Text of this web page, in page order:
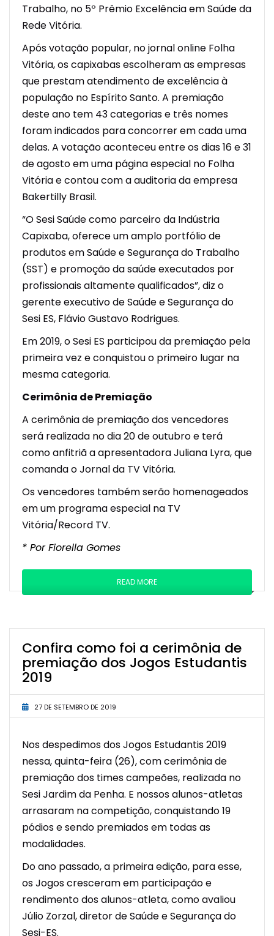
Trabalho, no 5º Prêmio Excelência em Saúde da
Rede Vitória.
Após votação popular, no jornal online Folha
Vitória, os capixabas escolheram as empresas
que prestam atendimento de excelência à
população no Espírito Santo. A premiação
deste ano tem 43 categorias e três nomes
foram indicados para concorrer em cada uma
delas. A votação aconteceu entre os dias 16 e 31
de agosto em uma página especial no Folha
Vitória e contou com a auditoria da empresa
Bakertilly Brasil.
“O Sesi Saúde como parceiro da Indústria
Capixaba, oferece um amplo portfólio de
produtos em Saúde e Segurança do Trabalho
(SST) e promoção da saúde executados por
profissionais altamente qualificados”, diz o
gerente executivo de Saúde e Segurança do
Sesi ES, Flávio Gustavo Rodrigues.
Em 2019, o Sesi ES participou da premiação pela
primeira vez e conquistou o primeiro lugar na
mesma categoria.
Cerimônia de Premiação
A cerimônia de premiação dos vencedores
será realizada no dia 20 de outubro e terá
como anfitriã a apresentadora Juliana Lyra, que
comanda o Jornal da TV Vitória.
Os vencedores também serão homenageados
em um programa especial na TV
Vitória/Record TV.
* Por Fiorella Gomes
READ MORE
Confira como foi a cerimônia de
premiação dos Jogos Estudantis
2019
27 DE SETEMBRO DE 2019
Nos despedimos dos Jogos Estudantis 2019
nessa, quinta-feira (26), com cerimônia de
premiação dos times campeões, realizada no
Sesi Jardim da Penha. E nossos alunos-atletas
arrasaram na competição, conquistando 19
pódios e sendo premiados em todas as
modalidades.
Do ano passado, a primeira edição, para esse,
os Jogos cresceram em participação e
rendimento dos alunos-atleta, como avaliou
Júlio Zorzal, diretor de Saúde e Segurança do
Sesi-ES.